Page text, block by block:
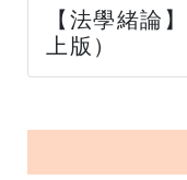
【法學緒論
上版）